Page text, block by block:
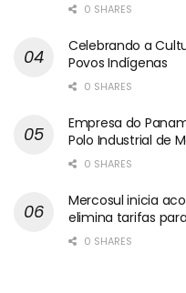
0 SHARES
Celebrando a
Povos Indígenas
0 SHARES
Empresa do
Polo Industrial de
0 SHARES
Mercosul inicia
elimina tarifas
0 SHARES